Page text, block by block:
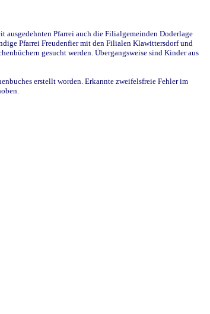
ausgedehnten Pfarrei auch die Filialgemeinden Doderlage
Pfarrei Freudenfier mit den Filialen Klawittersdorf und
gesucht werden. Übergangsweise sind Kinder aus
erstellt worden. Erkannte zweifelsfreie Fehler im